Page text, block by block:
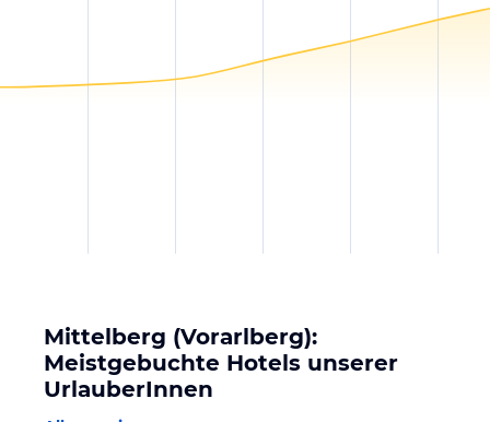
Mittelberg (Vorarlberg):
Meistgebuchte Hotels unserer
UrlauberInnen